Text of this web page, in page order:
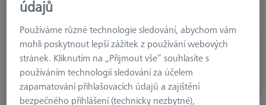
Weight
Connection Type Out
251,11 €
bez DPH
Brzy k dispozici
údajů
Používáme různé technologie sledování, abychom vám
mohli poskytnout lepší zážitek z používání webových
stránek. Kliknutím na „Přijmout vše“ souhlasíte s
používáním technologií sledování za účelem
zapamatování přihlašovacích údajů a zajištění
bezpečného přihlášení (technicky nezbytné),